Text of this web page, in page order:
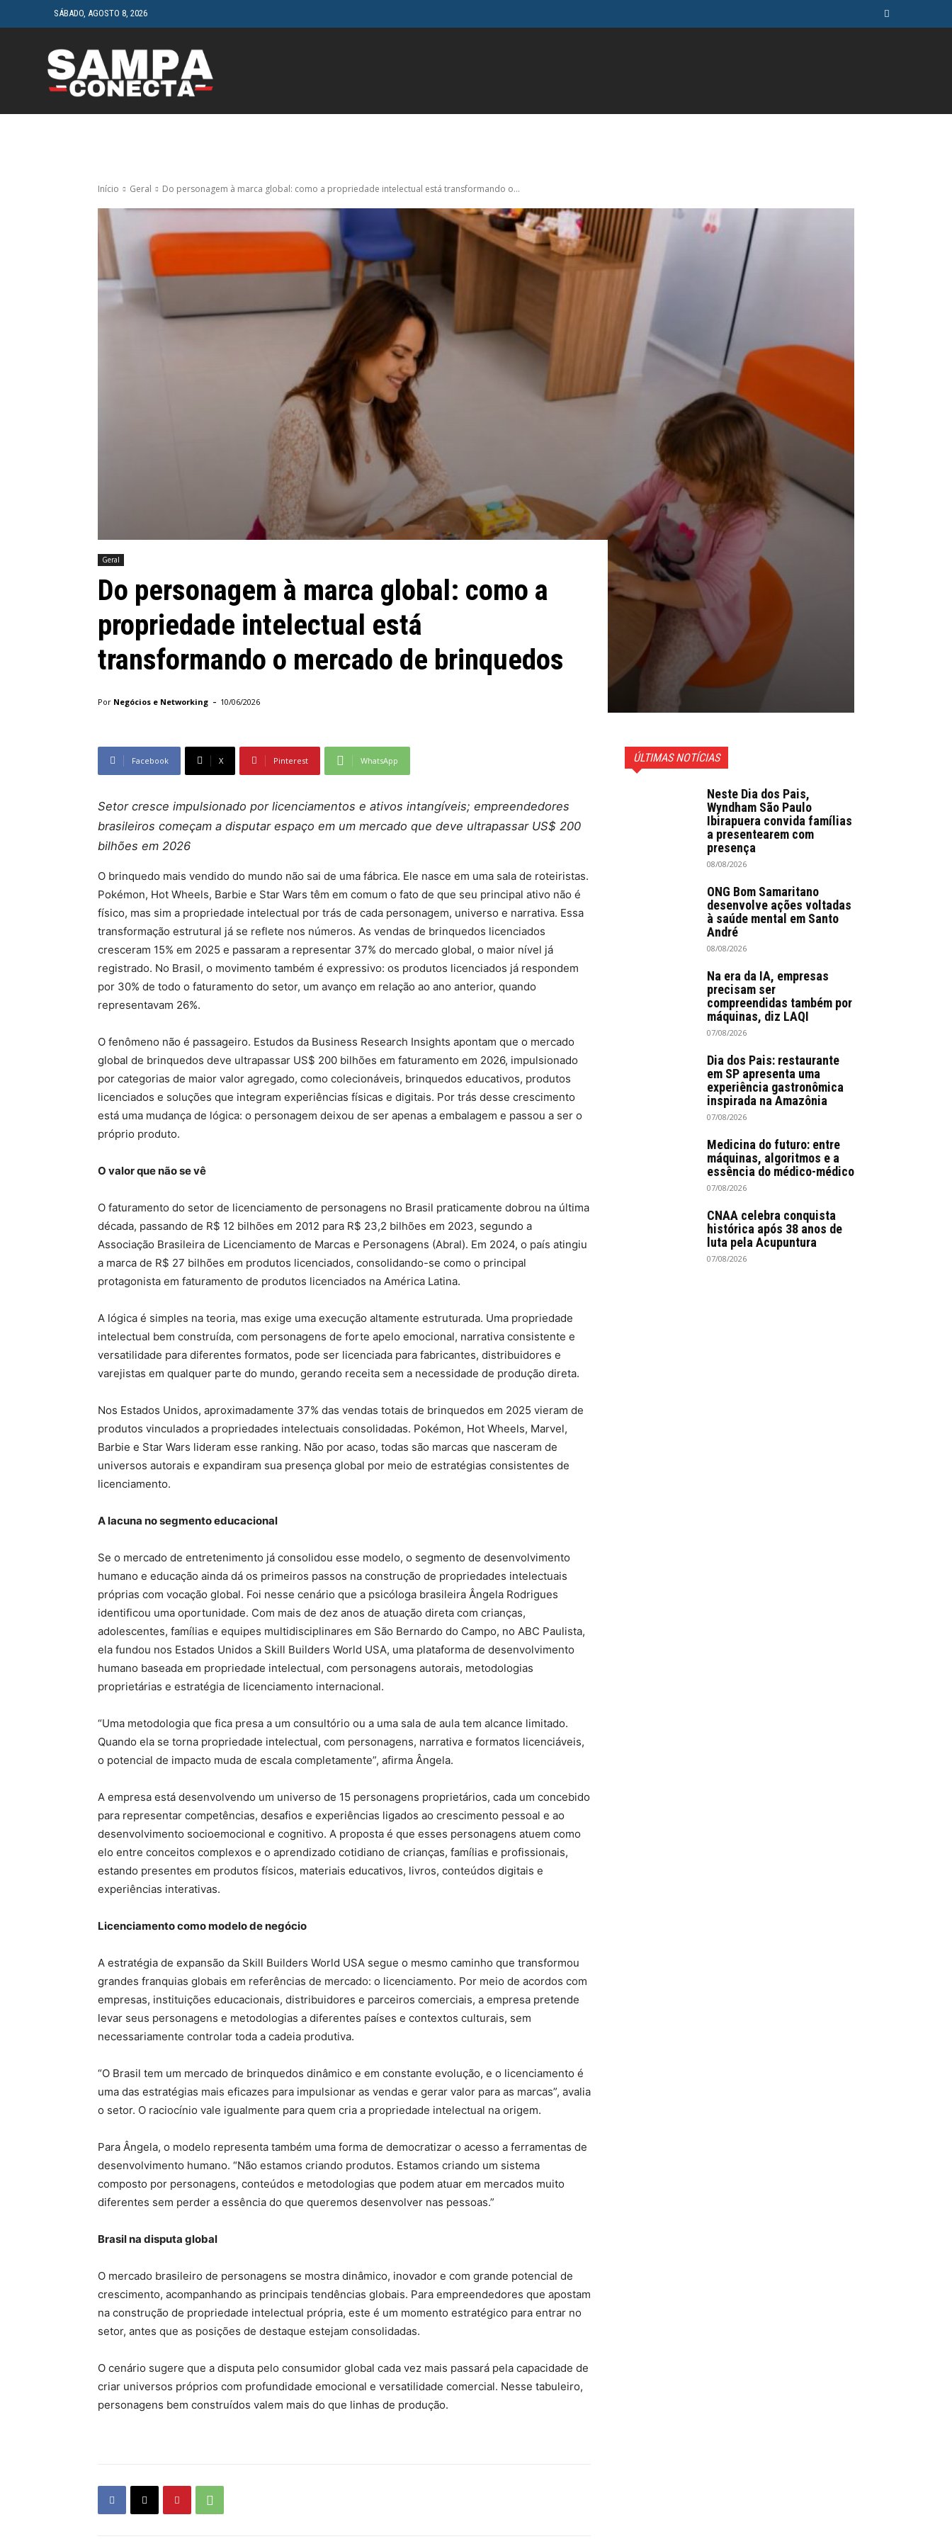
SÁBADO, AGOSTO 8, 2026
Início Geral Do personagem à marca global: como a propriedade intelectual está transformando o...
Geral
Do personagem à marca global: como a
propriedade intelectual está
transformando o mercado de brinquedos
Por Negócios e Networking - 10/06/2026
Facebook X Pinterest WhatsApp
Setor cresce impulsionado por licenciamentos e ativos intangíveis; empreendedores
brasileiros começam a disputar espaço em um mercado que deve ultrapassar US$ 200
bilhões em 2026
O brinquedo mais vendido do mundo não sai de uma fábrica. Ele nasce em uma sala de roteiristas.
Pokémon, Hot Wheels, Barbie e Star Wars têm em comum o fato de que seu principal ativo não é
físico, mas sim a propriedade intelectual por trás de cada personagem, universo e narrativa. Essa
transformação estrutural já se reflete nos números. As vendas de brinquedos licenciados
cresceram 15% em 2025 e passaram a representar 37% do mercado global, o maior nível já
registrado. No Brasil, o movimento também é expressivo: os produtos licenciados já respondem
por 30% de todo o faturamento do setor, um avanço em relação ao ano anterior, quando
representavam 26%.
O fenômeno não é passageiro. Estudos da Business Research Insights apontam que o mercado
global de brinquedos deve ultrapassar US$ 200 bilhões em faturamento em 2026, impulsionado
por categorias de maior valor agregado, como colecionáveis, brinquedos educativos, produtos
licenciados e soluções que integram experiências físicas e digitais. Por trás desse crescimento
está uma mudança de lógica: o personagem deixou de ser apenas a embalagem e passou a ser o
próprio produto.
O valor que não se vê
O faturamento do setor de licenciamento de personagens no Brasil praticamente dobrou na última
década, passando de R$ 12 bilhões em 2012 para R$ 23,2 bilhões em 2023, segundo a
Associação Brasileira de Licenciamento de Marcas e Personagens (Abral). Em 2024, o país atingiu
a marca de R$ 27 bilhões em produtos licenciados, consolidando-se como o principal
protagonista em faturamento de produtos licenciados na América Latina.
A lógica é simples na teoria, mas exige uma execução altamente estruturada. Uma propriedade
intelectual bem construída, com personagens de forte apelo emocional, narrativa consistente e
versatilidade para diferentes formatos, pode ser licenciada para fabricantes, distribuidores e
varejistas em qualquer parte do mundo, gerando receita sem a necessidade de produção direta.
Nos Estados Unidos, aproximadamente 37% das vendas totais de brinquedos em 2025 vieram de
produtos vinculados a propriedades intelectuais consolidadas. Pokémon, Hot Wheels, Marvel,
Barbie e Star Wars lideram esse ranking. Não por acaso, todas são marcas que nasceram de
universos autorais e expandiram sua presença global por meio de estratégias consistentes de
licenciamento.
A lacuna no segmento educacional
Se o mercado de entretenimento já consolidou esse modelo, o segmento de desenvolvimento
humano e educação ainda dá os primeiros passos na construção de propriedades intelectuais
próprias com vocação global. Foi nesse cenário que a psicóloga brasileira Ângela Rodrigues
identificou uma oportunidade. Com mais de dez anos de atuação direta com crianças,
adolescentes, famílias e equipes multidisciplinares em São Bernardo do Campo, no ABC Paulista,
ela fundou nos Estados Unidos a Skill Builders World USA, uma plataforma de desenvolvimento
humano baseada em propriedade intelectual, com personagens autorais, metodologias
proprietárias e estratégia de licenciamento internacional.
“Uma metodologia que fica presa a um consultório ou a uma sala de aula tem alcance limitado.
Quando ela se torna propriedade intelectual, com personagens, narrativa e formatos licenciáveis,
o potencial de impacto muda de escala completamente”, afirma Ângela.
A empresa está desenvolvendo um universo de 15 personagens proprietários, cada um concebido
para representar competências, desafios e experiências ligados ao crescimento pessoal e ao
desenvolvimento socioemocional e cognitivo. A proposta é que esses personagens atuem como
elo entre conceitos complexos e o aprendizado cotidiano de crianças, famílias e profissionais,
estando presentes em produtos físicos, materiais educativos, livros, conteúdos digitais e
experiências interativas.
Licenciamento como modelo de negócio
A estratégia de expansão da Skill Builders World USA segue o mesmo caminho que transformou
grandes franquias globais em referências de mercado: o licenciamento. Por meio de acordos com
empresas, instituições educacionais, distribuidores e parceiros comerciais, a empresa pretende
levar seus personagens e metodologias a diferentes países e contextos culturais, sem
necessariamente controlar toda a cadeia produtiva.
“O Brasil tem um mercado de brinquedos dinâmico e em constante evolução, e o licenciamento é
uma das estratégias mais eficazes para impulsionar as vendas e gerar valor para as marcas”, avalia
o setor. O raciocínio vale igualmente para quem cria a propriedade intelectual na origem.
Para Ângela, o modelo representa também uma forma de democratizar o acesso a ferramentas de
desenvolvimento humano. “Não estamos criando produtos. Estamos criando um sistema
composto por personagens, conteúdos e metodologias que podem atuar em mercados muito
diferentes sem perder a essência do que queremos desenvolver nas pessoas.”
Brasil na disputa global
O mercado brasileiro de personagens se mostra dinâmico, inovador e com grande potencial de
crescimento, acompanhando as principais tendências globais. Para empreendedores que apostam
na construção de propriedade intelectual própria, este é um momento estratégico para entrar no
setor, antes que as posições de destaque estejam consolidadas.
O cenário sugere que a disputa pelo consumidor global cada vez mais passará pela capacidade de
criar universos próprios com profundidade emocional e versatilidade comercial. Nesse tabuleiro,
personagens bem construídos valem mais do que linhas de produção.
ÚLTIMAS NOTÍCIAS
Neste Dia dos Pais,
Wyndham São Paulo
Ibirapuera convida famílias
a presentearem com
presença
08/08/2026
ONG Bom Samaritano
desenvolve ações voltadas
à saúde mental em Santo
André
08/08/2026
Na era da IA, empresas
precisam ser
compreendidas também por
máquinas, diz LAQI
07/08/2026
Dia dos Pais: restaurante
em SP apresenta uma
experiência gastronômica
inspirada na Amazônia
07/08/2026
Medicina do futuro: entre
máquinas, algoritmos e a
essência do médico-médico
07/08/2026
CNAA celebra conquista
histórica após 38 anos de
luta pela Acupuntura
07/08/2026